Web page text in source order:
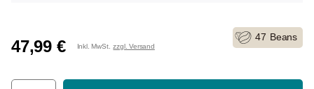
47,99 € Inkl. MwSt. zzgl. Versand
47 Beans